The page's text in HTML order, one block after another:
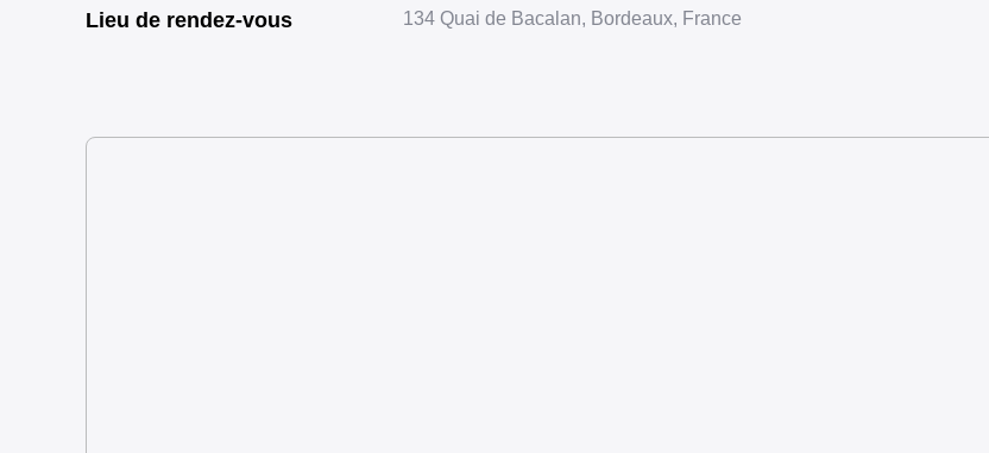
Lieu de rendez-vous 134 Quai de Bacalan, Bordeaux, France